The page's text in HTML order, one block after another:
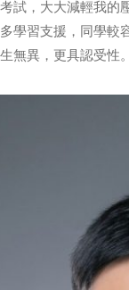
試，大大減輕我
學習支援，同學
無異，更具認受性。